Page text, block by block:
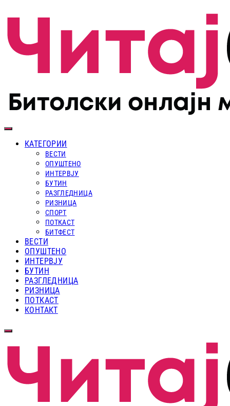
КАТЕГОРИИ
ВЕСТИ
ОПУШТЕНО
ИНТЕРВЈУ
БУТИН
РАЗГЛЕДНИЦА
РИЗНИЦА
СПОРТ
ПОТКАСТ
БИТФЕСТ
ВЕСТИ
ОПУШТЕНО
ИНТЕРВЈУ
БУТИН
РАЗГЛЕДНИЦА
РИЗНИЦА
ПОТКАСТ
КОНТАКТ